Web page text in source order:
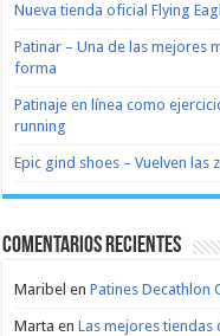
Nueva tienda oficial Flying
Patinar – Una de las mejores
forma
Patinaje en línea como
running
Epic gind shoes – Vuelven
Comentarios recientes
Maribel enPatines Decathlon
Marta enLas mejores tiendas